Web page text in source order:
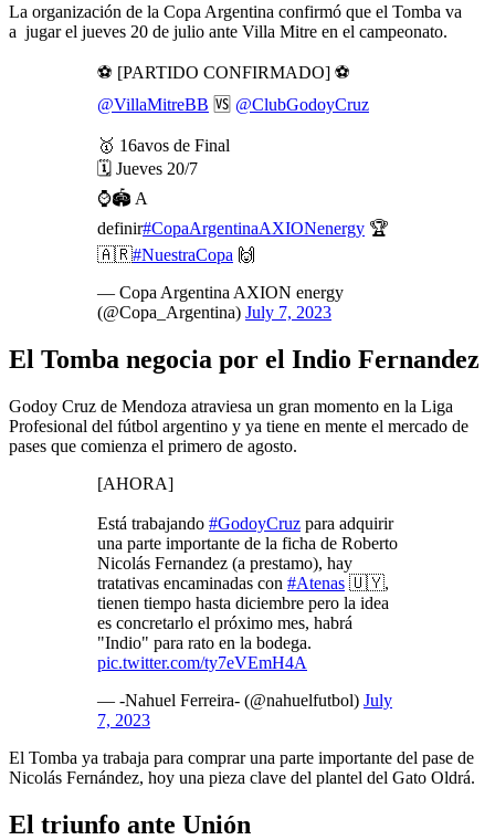
La organización de la Copa Argentina confirmó que el Tomba va
a jugar el jueves 20 de julio ante Villa Mitre en el campeonato.
⚽ [PARTIDO CONFIRMADO] ⚽
@VillaMitreBB 🆚 @ClubGodoyCruz
🥇 16avos de Final
🗓️ Jueves 20/7
⌚🏟️ A
definir#CopaArgentinaAXIONenergy 🏆
🇦🇷#NuestraCopa 🙌
— Copa Argentina AXION energy
(@Copa_Argentina) July 7, 2023
El Tomba negocia por el Indio Fernandez
Godoy Cruz de Mendoza atraviesa un gran momento en la Liga
Profesional del fútbol argentino y ya tiene en mente el mercado de
pases que comienza el primero de agosto.
[AHORA]
Está trabajando #GodoyCruz para adquirir
una parte importante de la ficha de Roberto
Nicolás Fernandez (a prestamo), hay
tratativas encaminadas con #Atenas 🇺🇾,
tienen tiempo hasta diciembre pero la idea
es concretarlo el próximo mes, habrá
"Indio" para rato en la bodega.
pic.twitter.com/ty7eVEmH4A
— -Nahuel Ferreira- (@nahuelfutbol) July
7, 2023
El Tomba ya trabaja para comprar una parte importante del pase de
Nicolás Fernández, hoy una pieza clave del plantel del Gato Oldrá.
El triunfo ante Unión